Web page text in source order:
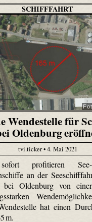
SCHIFFFAHRT
Wendestelle für
Oldenburg
tvi.ticker • 4. Mai 2021
profitieren
an der
bei Oldenburg von
hat einen
m.